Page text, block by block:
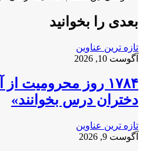
بعدی را بخوانید
تازه ترین عناوین
آگوست 10, 2026
۱۷۸۴ روز محرومیت
دختران درس بخوانند»
تازه ترین عناوین
آگوست 9, 2026